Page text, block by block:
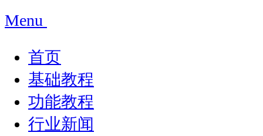
Menu
首页
基础教程
功能教程
行业新闻